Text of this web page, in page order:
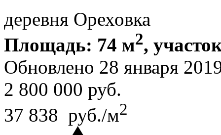
деревня Ореховка
Площадь: 74 м2,
Обновлено 28 января
2 800 000 руб.
37 838 руб./м2